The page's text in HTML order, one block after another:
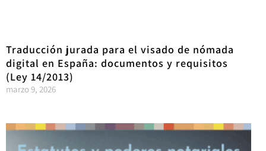
Traducción jurada para el visado de nómada
digital en España: documentos y requisitos
(Ley 14/2013)
marzo 9, 2026